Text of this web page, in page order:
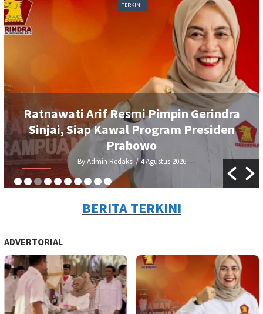
TERKINI
Ratnawati Arif Resmi Pimpin Gerindra
Sinjai, Siap Kawal Program Presiden
Prabowo
By Admin Redaksi / 4 Agustus 2026
BERITA TERKINI
ADVERTORIAL